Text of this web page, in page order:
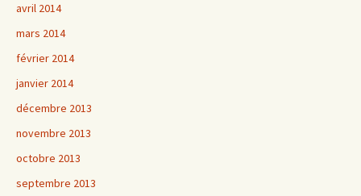
avril 2014
mars 2014
février 2014
janvier 2014
décembre 2013
novembre 2013
octobre 2013
septembre 2013